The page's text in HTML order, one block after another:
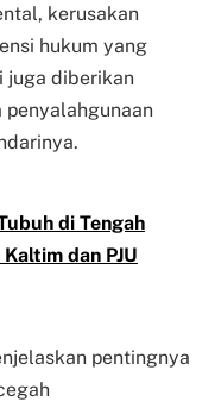
kerusakan
hukum yang
juga diberikan
di Tengah
dan PJU
pentingnya